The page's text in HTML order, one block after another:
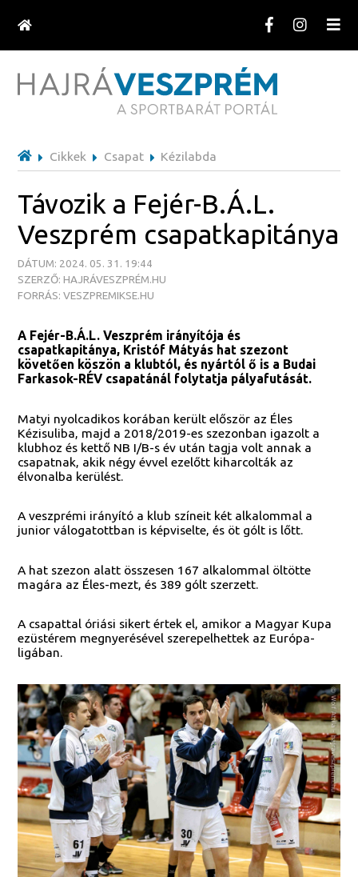
Cikkek Csapat Kézilabda
Távozik a Fejér-B.Á.L.
Veszprém csapatkapitánya
DÁTUM: 2024. 05. 31. 19:44
SZERZŐ: HAJRÁVESZPRÉM.HU
FORRÁS: VESZPREMIKSE.HU
A Fejér-B.Á.L. Veszprém irányítója és
csapatkapitánya, Kristóf Mátyás hat szezont
követően köszön a klubtól, és nyártól ő is a Budai
Farkasok-RÉV csapatánál folytatja pályafutását.
Matyi nyolcadikos korában került először az Éles
Kézisuliba, majd a 2018/2019-es szezonban igazolt a
klubhoz és kettő NB I/B-s év után tagja volt annak a
csapatnak, akik négy évvel ezelőtt kiharcolták az
élvonalba kerülést.
A veszprémi irányító a klub színeit két alkalommal a
junior válogatottban is képviselte, és öt gólt is lőtt.
A hat szezon alatt összesen 167 alkalommal öltötte
magára az Éles-mezt, és 389 gólt szerzett.
A csapattal óriási sikert értek el, amikor a Magyar Kupa
ezüstérem megnyerésével szerepelhettek az Európa-
ligában.